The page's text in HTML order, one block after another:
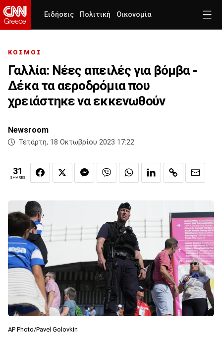
Ειδήσεις Πολιτική Οικονομία
ΚΟΣΜΟΣ
Γαλλία: Νέες απειλές για βόμβα -
Δέκα τα αεροδρόμια που
χρειάστηκε να εκκενωθούν
Newsroom
Τετάρτη, 18 Οκτωβρίου 2023 17:22
31
SHARES
AP Photo/Pavel Golovkin